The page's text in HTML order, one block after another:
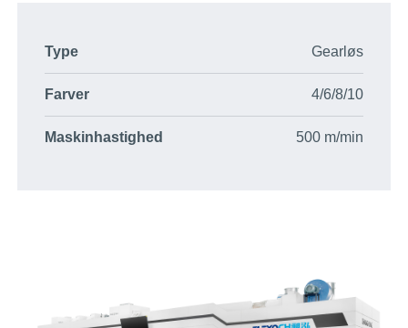
Type Gearløs
Farver 4/6/8/10
Maskinhastighed 500 m/min